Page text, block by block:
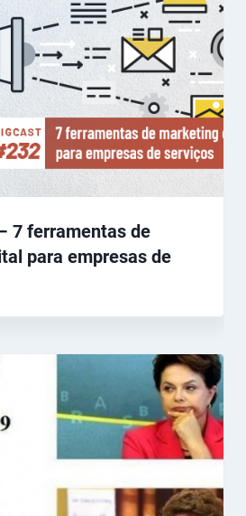
7 ferramentas de
para empresas de